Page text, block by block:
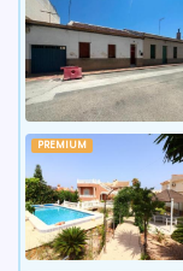
PREMIUM